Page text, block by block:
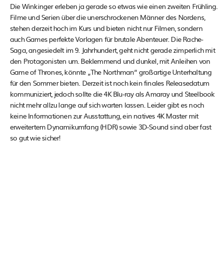
Die Winkinger erleben ja gerade so etwas wie einen zweiten Frühling.
Filme und Serien über die unerschrockenen Männer des Nordens,
stehen derzeit hoch im Kurs und bieten nicht nur Filmen, sondern
auch Games perfekte Vorlagen für brutale Abenteuer. Die Rache-
Saga, angesiedelt im 9. Jahrhundert, geht nicht gerade zimperlich mit
den Protagonisten um. Beklemmend und dunkel, mit Anleihen von
Game of Thrones, könnte „The Northman“ großartige Unterhaltung
für den Sommer bieten. Derzeit ist noch kein finales Releasedatum
kommuniziert, jedoch sollte die 4K Blu-ray als Amaray und Steelbook
nicht mehr allzu lange auf sich warten lassen. Leider gibt es noch
keine Informationen zur Ausstattung, ein natives 4K Master mit
erweitertem Dynamikumfang (HDR) sowie 3D-Sound sind aber fast
so gut wie sicher!